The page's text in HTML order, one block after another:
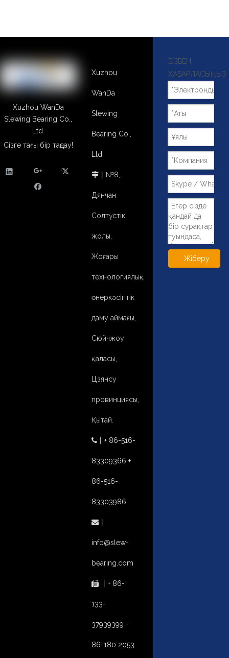
Xuzhou WanDa
Slewing Bearing Co.,
Ltd.
Сізге тағы бір таңдау!
Xuzhou
WanDa
Slewing
Bearing Co.,
Ltd.
 丨№8,
Дянчан
Солтүстік
жолы,
Жоғары
технологиялық
өнеркәсіптік
даму аймағы,
Сюйчжоу
қаласы,
Цзянсу
провинциясы,
Қытай.
 丨+ 86-516-
83309366 +
86-516-
83303986

info@slew-
bearing.com
 丨+ 86-
133-
37939399 +
86-180 2053
БІЗБЕН
ХАБАРЛАСЫҢЫЗ
Жіберу